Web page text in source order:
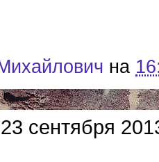
на
сентября